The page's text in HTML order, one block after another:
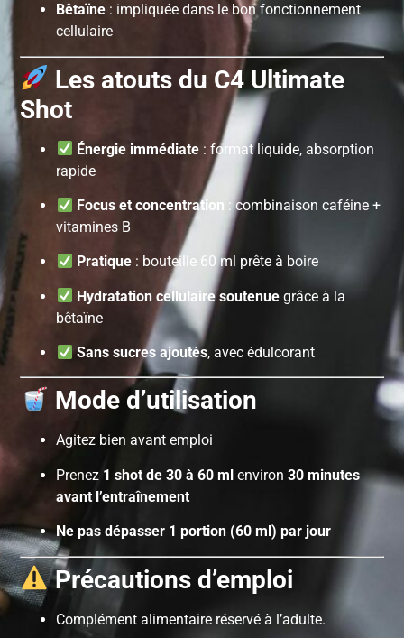
Bêtaïne : impliquée dans le bon fonctionnement
cellulaire
Les atouts du C4 Ultimate
Shot
Énergie immédiate: format liquide, absorption
rapide
Focus et concentration : combinaison caféine +
vitamines B
Pratique: bouteille 60 ml prête à boire
Hydratation cellulaire soutenuegrâce à la
bêtaïne
Sans sucres ajoutés, avec édulcorant
Mode d’utilisation
Agitez bien avant emploi
Prenez 1 shot de 30 à 60 ml environ30 minutes
avant l’entraînement
Ne pas dépasser 1 portion (60 ml) par jour
Précautions d’emploi
Complément alimentaire réservé à l’adulte.